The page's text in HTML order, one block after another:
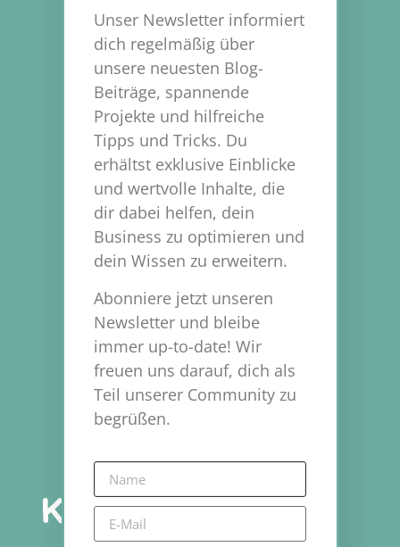
Kapitel 4
Unser Newsletter informiert
dich regelmäßig über
unsere neuesten Blog-
Beiträge, spannende
Projekte und hilfreiche
Tipps und Tricks. Du
erhältst exklusive Einblicke
und wertvolle Inhalte, die
dir dabei helfen, dein
Business zu optimieren und
dein Wissen zu erweitern.
Abonniere jetzt unseren
Newsletter und bleibe
immer up-to-date! Wir
freuen uns darauf, dich als
Teil unserer Community zu
begrüßen.